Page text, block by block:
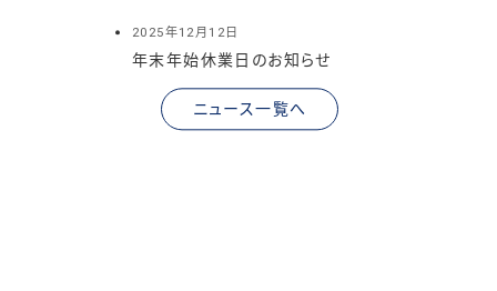
2025年12月12日
年末年始休業日のお知らせ
ニュース一覧へ